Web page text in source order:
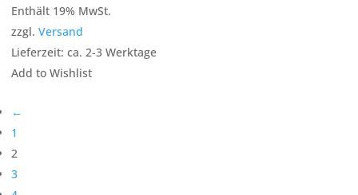
Enthält 19% MwSt.
zzgl. Versand
Lieferzeit: ca. 2-3 Werktage
Add to Wishlist
←
1
2
3